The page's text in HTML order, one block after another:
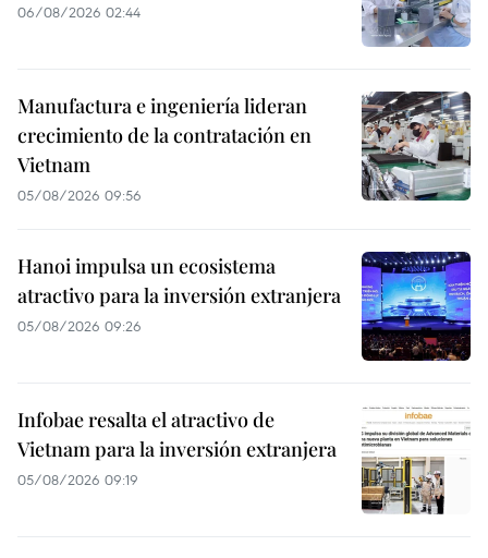
06/08/2026 02:44
Manufactura e ingeniería lideran
crecimiento de la contratación en
Vietnam
05/08/2026 09:56
Hanoi impulsa un ecosistema
atractivo para la inversión extranjera
05/08/2026 09:26
Infobae resalta el atractivo de
Vietnam para la inversión extranjera
05/08/2026 09:19